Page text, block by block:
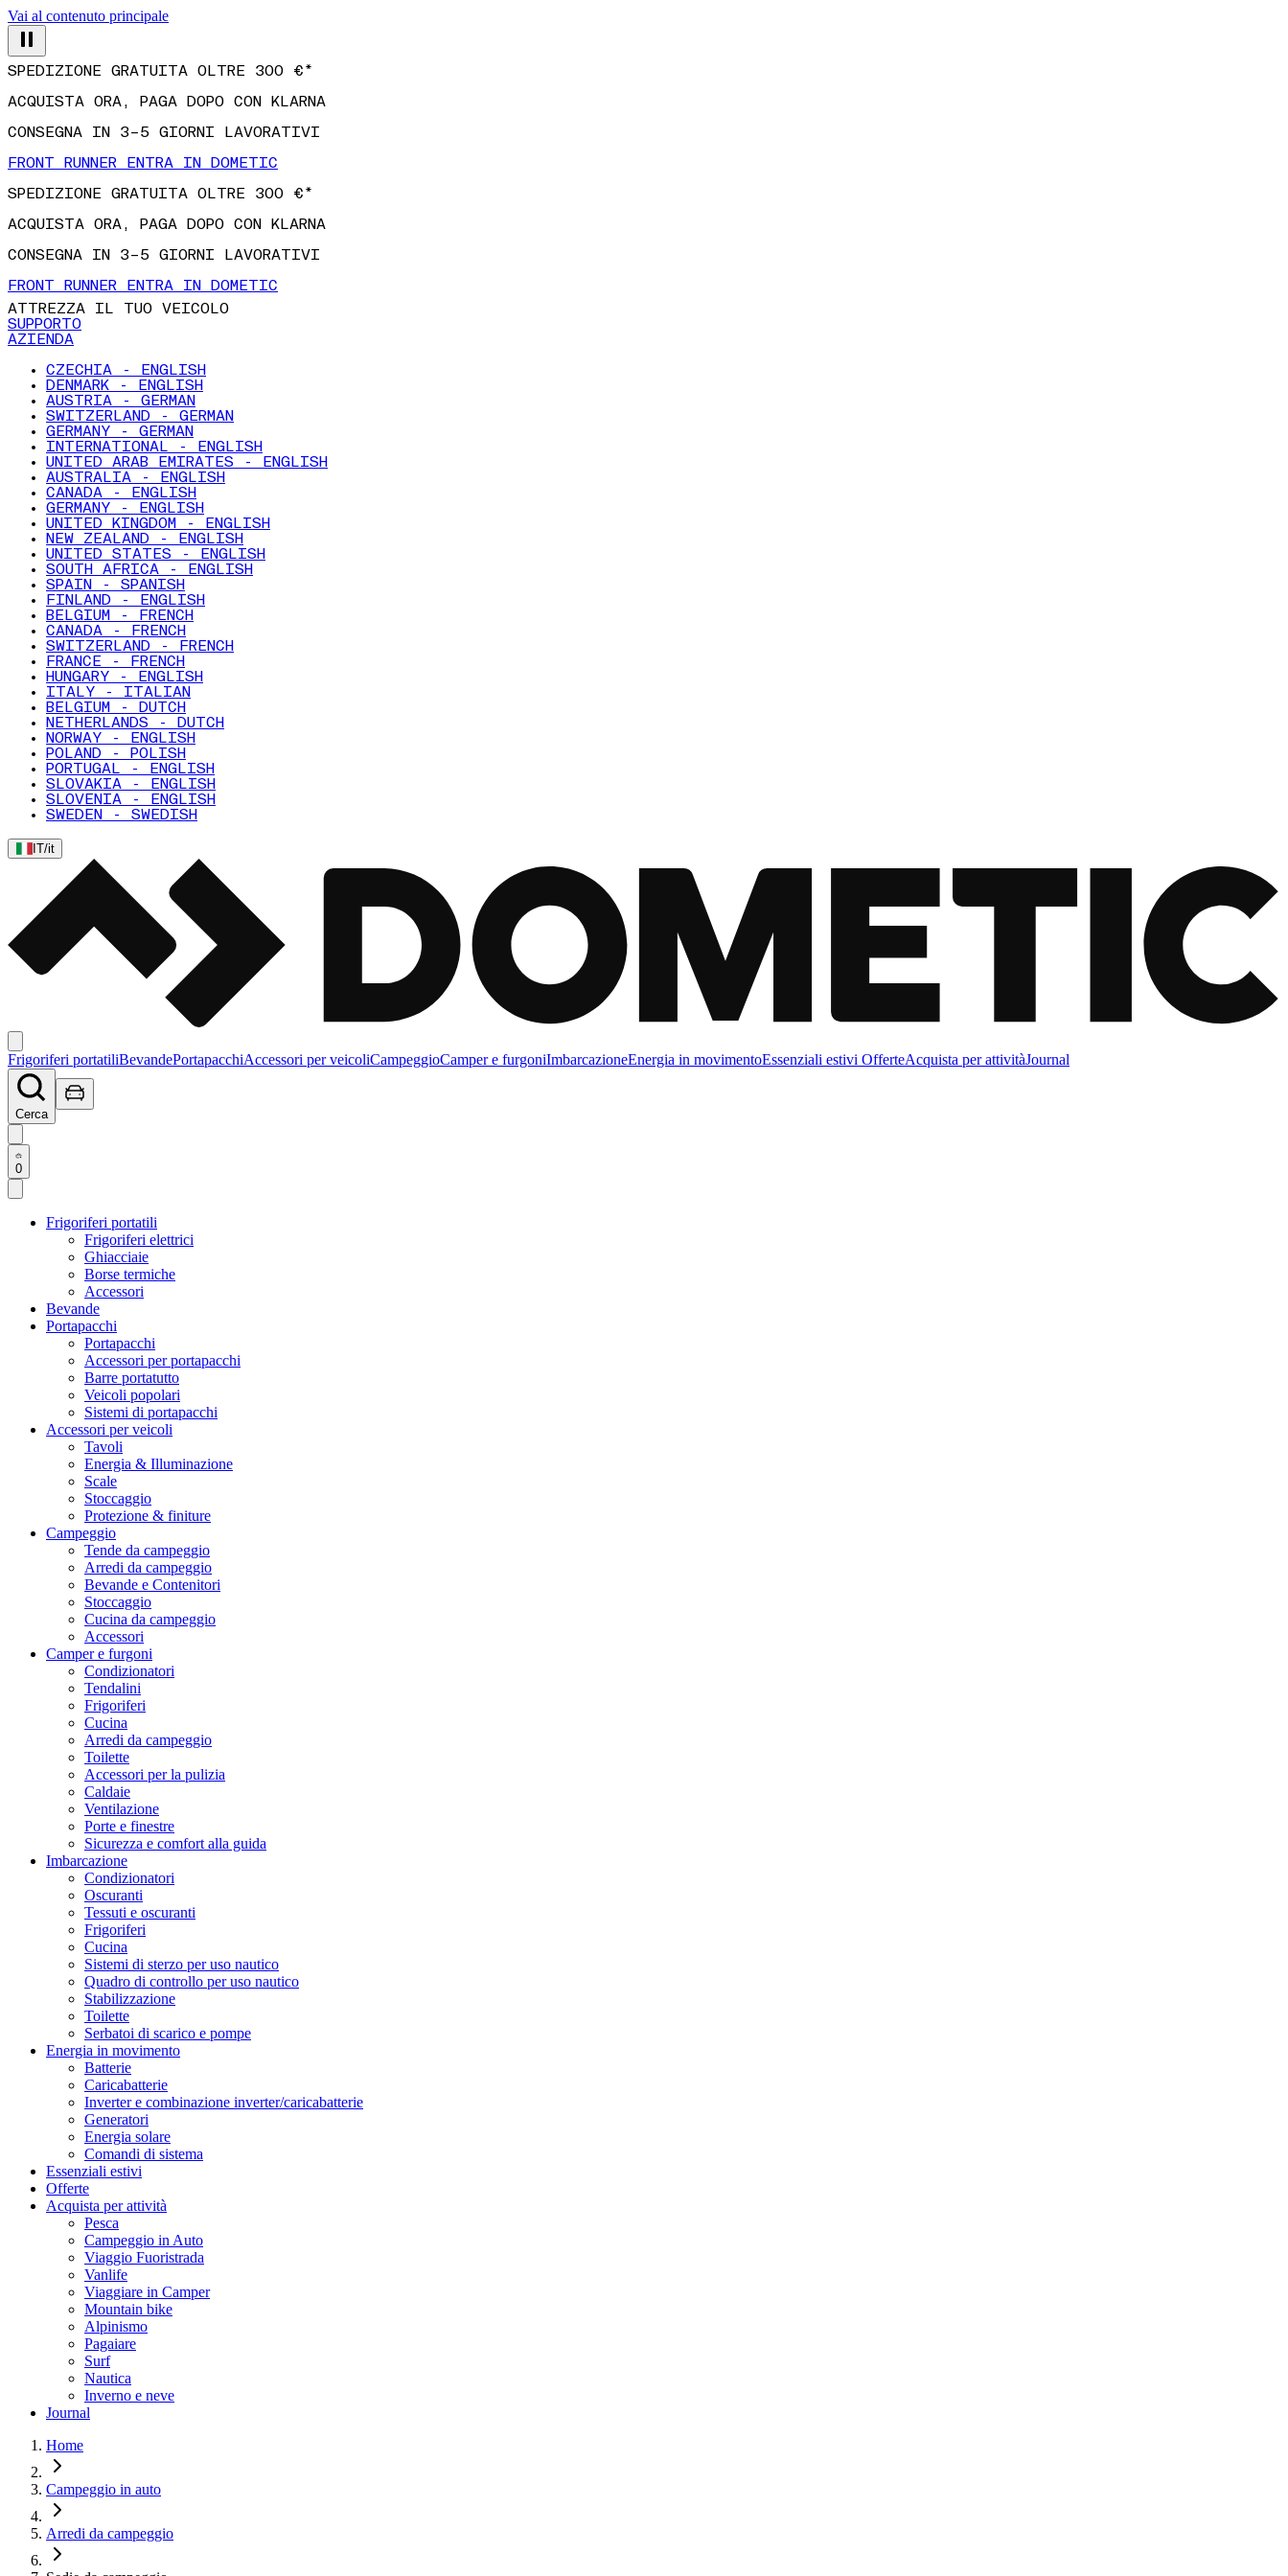
Vai al contenuto principale
SPEDIZIONE GRATUITA OLTRE 300 €*
ACQUISTA ORA, PAGA DOPO CON KLARNA
CONSEGNA IN 3–5 GIORNI LAVORATIVI
FRONT RUNNER ENTRA IN DOMETIC
SPEDIZIONE GRATUITA OLTRE 300 €*
ACQUISTA ORA, PAGA DOPO CON KLARNA
CONSEGNA IN 3–5 GIORNI LAVORATIVI
FRONT RUNNER ENTRA IN DOMETIC
ATTREZZA IL TUO VEICOLO
SUPPORTO
AZIENDA
CZECHIA - ENGLISH
DENMARK - ENGLISH
AUSTRIA - GERMAN
SWITZERLAND - GERMAN
GERMANY - GERMAN
INTERNATIONAL - ENGLISH
UNITED ARAB EMIRATES - ENGLISH
AUSTRALIA - ENGLISH
CANADA - ENGLISH
GERMANY - ENGLISH
UNITED KINGDOM - ENGLISH
NEW ZEALAND - ENGLISH
UNITED STATES - ENGLISH
SOUTH AFRICA - ENGLISH
SPAIN - SPANISH
FINLAND - ENGLISH
BELGIUM - FRENCH
CANADA - FRENCH
SWITZERLAND - FRENCH
FRANCE - FRENCH
HUNGARY - ENGLISH
ITALY - ITALIAN
BELGIUM - DUTCH
NETHERLANDS - DUTCH
NORWAY - ENGLISH
POLAND - POLISH
PORTUGAL - ENGLISH
SLOVAKIA - ENGLISH
SLOVENIA - ENGLISH
SWEDEN - SWEDISH
IT/it
Frigoriferi portatiliBevandePortapacchiAccessori per veicoliCampeggioCamper e furgoniImbarcazioneEnergia in movimentoEssenziali estivi OfferteAcquista per attivitàJournal
Cerca
0
Frigoriferi portatili
Frigoriferi elettrici
Ghiacciaie
Borse termiche
Accessori
Bevande
Portapacchi
Portapacchi
Accessori per portapacchi
Barre portatutto
Veicoli popolari
Sistemi di portapacchi
Accessori per veicoli
Tavoli
Energia & Illuminazione
Scale
Stoccaggio
Protezione & finiture
Campeggio
Tende da campeggio
Arredi da campeggio
Bevande e Contenitori
Stoccaggio
Cucina da campeggio
Accessori
Camper e furgoni
Condizionatori
Tendalini
Frigoriferi
Cucina
Arredi da campeggio
Toilette
Accessori per la pulizia
Caldaie
Ventilazione
Porte e finestre
Sicurezza e comfort alla guida
Imbarcazione
Condizionatori
Oscuranti
Tessuti e oscuranti
Frigoriferi
Cucina
Sistemi di sterzo per uso nautico
Quadro di controllo per uso nautico
Stabilizzazione
Toilette
Serbatoi di scarico e pompe
Energia in movimento
Batterie
Caricabatterie
Inverter e combinazione inverter/caricabatterie
Generatori
Energia solare
Comandi di sistema
Essenziali estivi
Offerte
Acquista per attività
Pesca
Campeggio in Auto
Viaggio Fuoristrada
Vanlife
Viaggiare in Camper
Mountain bike
Alpinismo
Pagaiare
Surf
Nautica
Inverno e neve
Journal
Home
Campeggio in auto
Arredi da campeggio